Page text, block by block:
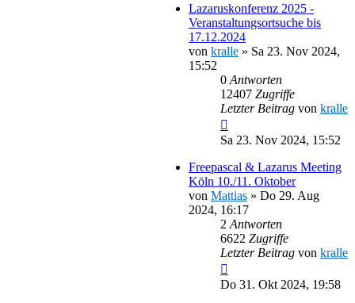
Lazaruskonferenz 2025 -
Veranstaltungsortsuche bis
17.12.2024
von kralle » Sa 23. Nov 2024,
15:52
0 Antworten
12407 Zugriffe
Letzter Beitrag von kralle
Sa 23. Nov 2024, 15:52
Freepascal & Lazarus Meeting
Köln 10./11. Oktober
von Mattias » Do 29. Aug
2024, 16:17
2 Antworten
6622 Zugriffe
Letzter Beitrag von kralle
Do 31. Okt 2024, 19:58